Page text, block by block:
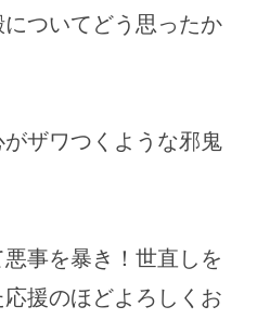
ついてどう思ったか
ザワつくような邪鬼
事を暴き！世直しを
援のほどよろしくお